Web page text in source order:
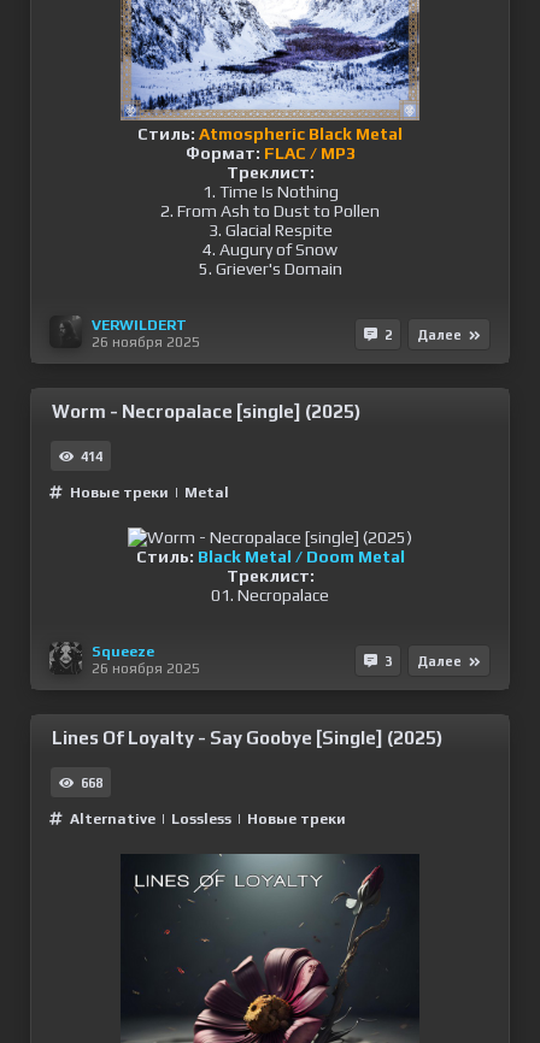
Стиль: Atmospheric Black Metal
Формат: FLAC / MP3
Треклист:
1. Time Is Nothing
2. From Ash to Dust to Pollen
3. Glacial Respite
4. Augury of Snow
5. Griever's Domain
VERWILDERT
26 ноября 2025
2 Далее
Worm - Necropalace [single] (2025)
414
Новые треки | Metal
Стиль: Black Metal / Doom Metal
Треклист:
01. Necropalace
Squeeze
26 ноября 2025
3 Далее
Lines Of Loyalty - Say Goobye [Single] (2025)
668
Alternative | Lossless | Новые треки